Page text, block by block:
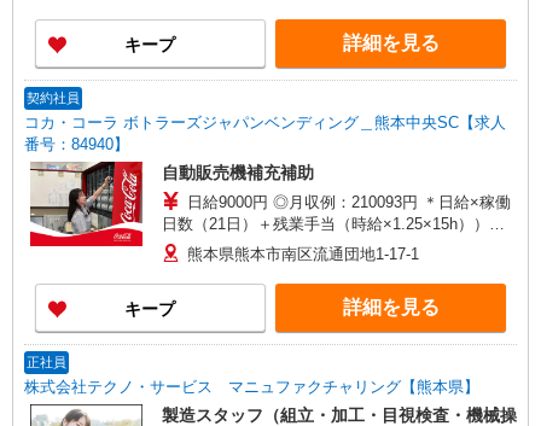
キープ 詳細を見る
契約社員
コカ・コーラ ボトラーズジャパンベンディング＿熊本中央SC【求人
番号：84940】
自動販売機補充補助
日給9000円 ◎月収例：210093円 ＊日給×稼働
日数（21日）＋残業手当（時給×1.25×15h））
【外勤手当】上記月収例に加えて、 20,000円/月を
固定でお支払いします。
熊本県熊本市南区流通団地1-17-1
キープ 詳細を見る
正社員
株式会社テクノ・サービス マニュファクチャリング【熊本県】
製造スタッフ（組立・加工・目視検査・機械操